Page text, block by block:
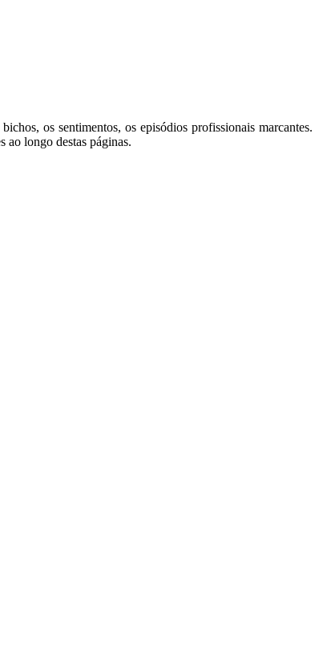
os sentimentos, os episódios profissionais marcantes.
ao longo destas páginas.